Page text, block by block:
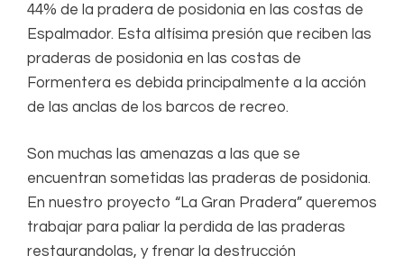
44% de la pradera de posidonia en las costas de
Espalmador. Esta altísima presión que reciben las
praderas de posidonia en las costas de
Formentera es debida principalmente a la acción
de las anclas de los barcos de recreo.
Son muchas las amenazas a las que se
encuentran sometidas las praderas de posidonia.
En nuestro proyecto “La Gran Pradera” queremos
trabajar para paliar la perdida de las praderas
restaurandolas, y frenar la destrucción